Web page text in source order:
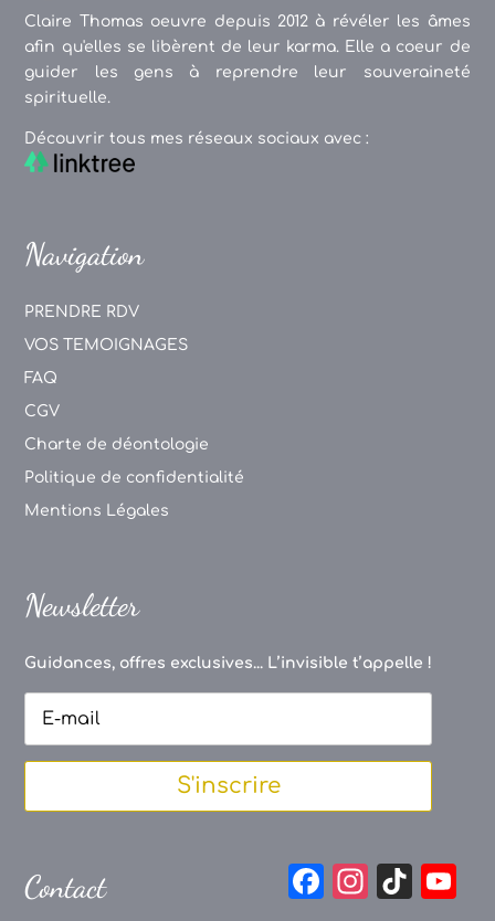
Claire Thomas oeuvre depuis 2012 à révéler les âmes
afin qu'elles se libèrent de leur karma. Elle a coeur de
guider les gens à reprendre leur souveraineté
spirituelle.
Découvrir tous mes réseaux sociaux avec :
Navigation
PRENDRE RDV
VOS TEMOIGNAGES
FAQ
CGV
Charte de déontologie
Politique de confidentialité
Mentions Légales
Newsletter
Guidances, offres exclusives... L’invisible t’appelle !
S'inscrire
Contact
F
In Ti